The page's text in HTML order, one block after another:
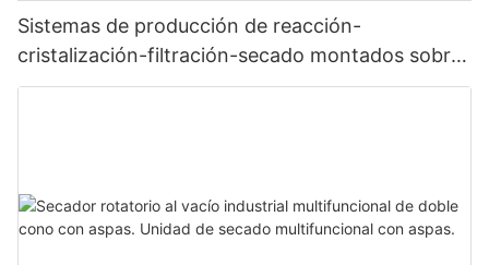
Sistemas de producción de reacción-
cristalización-filtración-secado montados sobre
patines